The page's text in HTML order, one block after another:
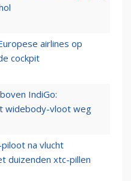
airlines op
cockpit
IndiGo:
widebody-vloot weg
na vlucht
duizenden xtc-pillen